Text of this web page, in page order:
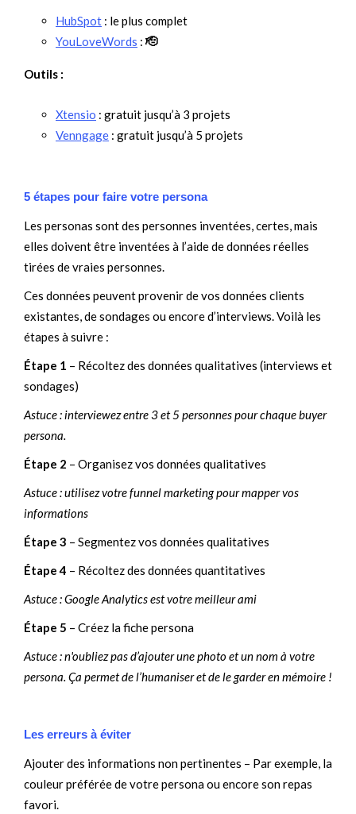
HubSpot : le plus complet
YouLoveWords : 🫡
Outils :
Xtensio : gratuit jusqu’à 3 projets
Venngage : gratuit jusqu’à 5 projets
5 étapes pour faire votre persona
Les personas sont des personnes inventées, certes, mais
elles doivent être inventées à l’aide de données réelles
tirées de vraies personnes.
Ces données peuvent provenir de vos données clients
existantes, de sondages ou encore d’interviews. Voilà les
étapes à suivre :
Étape 1 – Récoltez des données qualitatives (interviews et
sondages)
Astuce : interviewez entre 3 et 5 personnes pour chaque buyer
persona.
Étape 2 – Organisez vos données qualitatives
Astuce : utilisez votre funnel marketing pour mapper vos
informations
Étape 3 – Segmentez vos données qualitatives
Étape 4 – Récoltez des données quantitatives
Astuce : Google Analytics est votre meilleur ami
Étape 5 – Créez la fiche persona
Astuce : n'oubliez pas d’ajouter une photo et un nom à votre
persona. Ça permet de l’humaniser et de le garder en mémoire !
Les erreurs à éviter
Ajouter des informations non pertinentes – Par exemple, la
couleur préférée de votre persona ou encore son repas
favori.